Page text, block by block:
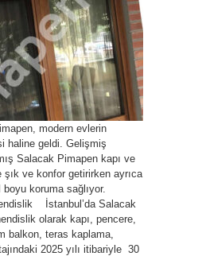
modern evlerin
haline geldi. Gelişmiş
Salacak Pimapen kapı ve
ve konfor getirirken ayrıca
boyu koruma sağlıyor.
İstanbul’da Salacak
olarak kapı, pencere,
balkon, teras kaplama,
2025 yılı itibariyle 30